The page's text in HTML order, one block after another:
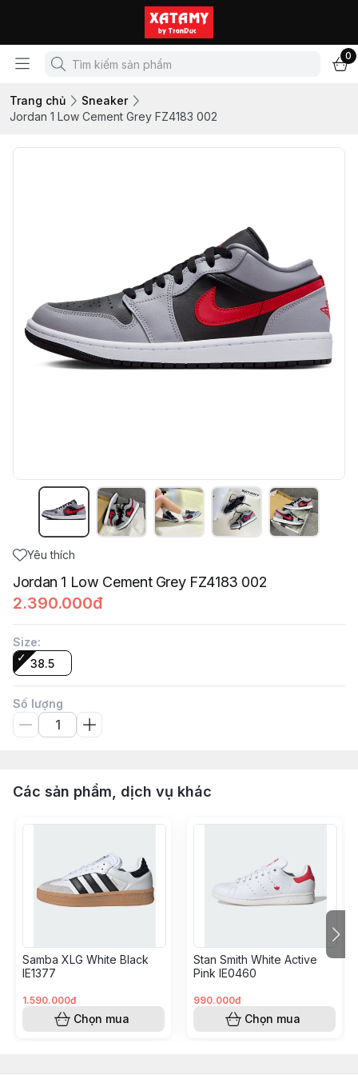
0
Trang chủ
Sneaker
Jordan 1 Low Cement Grey FZ4183 002
Yêu thích
Jordan 1 Low Cement Grey FZ4183 002
2.390.000đ
Size:
38.5
Số lượng
Các sản phẩm, dịch vụ khác
Samba XLG White Black
IE1377
1.590.000đ
Chọn mua
Stan Smith White Active
Pink IE0460
990.000đ
Chọn mua